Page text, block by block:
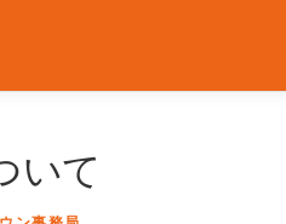
いて